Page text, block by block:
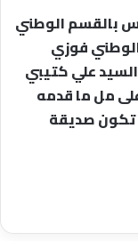
بالقسم الوطني
الوطني فوزي
علي كتيبي
مل ما قدمه
تكون صديقة